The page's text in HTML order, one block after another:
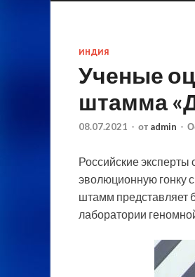
ИНДИЯ
Ученые
штамма
08.07.2021 - от admin -
Российские
эволюционную гонку
штамм представляет
лаборатории